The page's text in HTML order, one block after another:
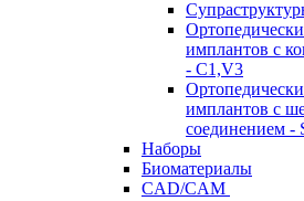
имплантов с
- C1,V3
имплантов с
соединением -
Наборы
Биоматериалы
CAD/CAM